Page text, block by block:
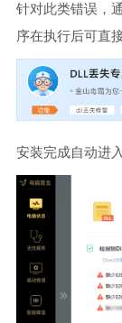
针对此类错误，
序在执行后可直
安装完成自动进